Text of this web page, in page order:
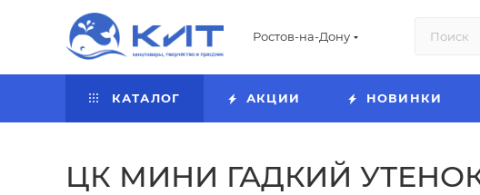
Ростов-на-Дону
КАТАЛОГ АКЦИИ НОВИНКИ
ЦК МИНИ ГАДКИЙ УТЕНОК